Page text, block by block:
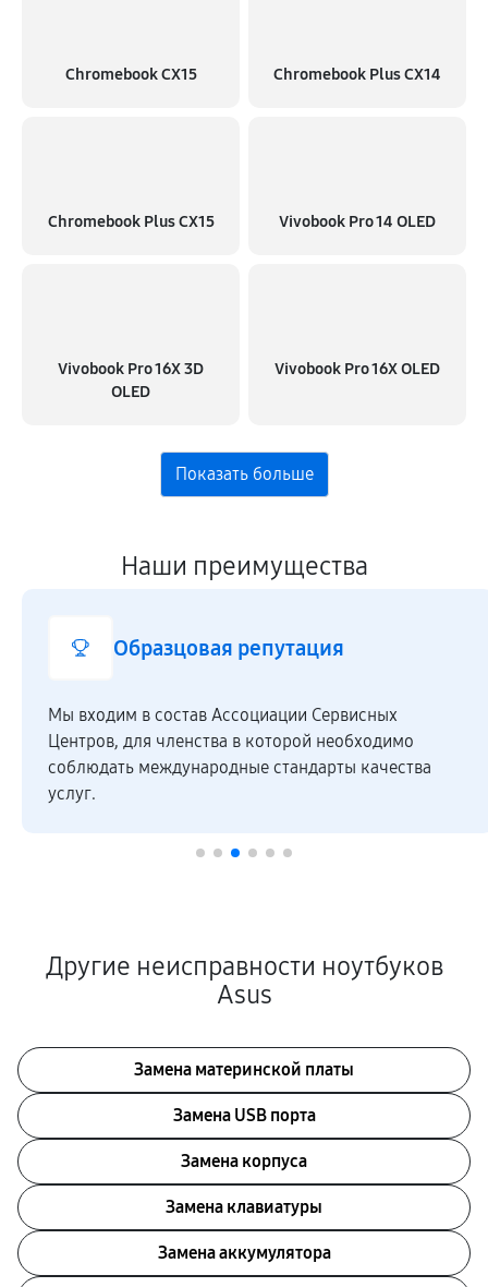
Chromebook CX15 Chromebook Plus CX14
Chromebook Plus CX15 Vivobook Pro 14 OLED
Vivobook Pro 16X 3D
OLED
Vivobook Pro 16X OLED
Наши преимущества
Образцовая репутация
Мы входим в состав Ассоциации Сервисных
Центров, для членства в которой необходимо
соблюдать международные стандарты качества
услуг.
Другие неисправности ноутбуков
Asus
Замена материнской платы
Замена USB порта
Замена корпуса
Замена клавиатуры
Замена аккумулятора